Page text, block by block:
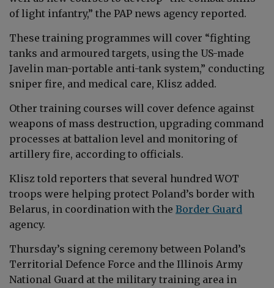
of light infantry,” the PAP news agency reported.
These training programmes will cover “fighting
tanks and armoured targets, using the US-made
Javelin man-portable anti-tank system,” conducting
sniper fire, and medical care, Klisz added.
Other training courses will cover defence against
weapons of mass destruction, upgrading command
processes at battalion level and monitoring of
artillery fire, according to officials.
Klisz told reporters that several hundred WOT
troops were helping protect Poland’s border with
Belarus, in coordination with the Border Guard
agency.
Thursday’s signing ceremony between Poland’s
Territorial Defence Force and the Illinois Army
National Guard at the military training area in